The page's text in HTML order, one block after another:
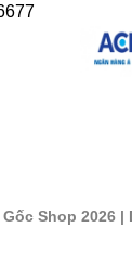
Shop 2026|